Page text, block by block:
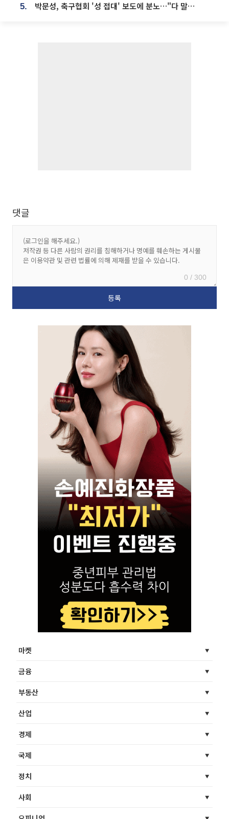
5. 박문성, 축구협회 '성 접대' 보도에 분노…"다 말아먹으려고 작정했나"
댓글
0 / 300
마켓
금융
부동산
산업
경제
국제
정치
사회